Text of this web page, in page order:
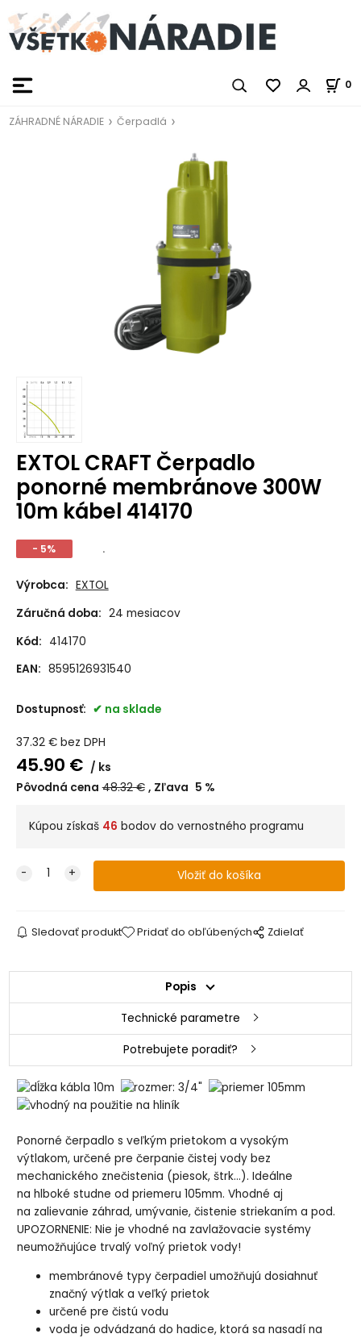
0
ZÁHRADNÉ NÁRADIE Čerpadlá
EXTOL CRAFT Čerpadlo
ponorné membránove 300W
10m kábel 414170
- 5% .
Výrobca: EXTOL
Záručná doba: 24 mesiacov
Kód: 414170
EAN: 8595126931540
Dostupnosť: na sklade
37.32€ bez DPH
45.90 €
ks
Pôvodná cena 48.32€ Zľava 5 %
Kúpou získaš 46 bodov do vernostného programu
Sledovať produkt Pridať do obľúbených Zdielať
Popis
Technické parametre
Potrebujete poradiť?
Ponorné čerpadlo s veľkým prietokom a vysokým
výtlakom, určené pre čerpanie čistej vody bez
mechanického znečistenia (piesok, štrk...). Ideálne
na hlboké studne od priemeru 105mm. Vhodné aj
na zalievanie záhrad, umývanie, čistenie striekaním a pod.
UPOZORNENIE: Nie je vhodné na zavlažovacie systémy
neumožňujúce trvalý voľný prietok vody!
membránové typy čerpadiel umožňujú dosiahnuť
značný výtlak a veľký prietok
určené pre čistú vodu
voda je odvádzaná do hadice, ktorá sa nasadí na